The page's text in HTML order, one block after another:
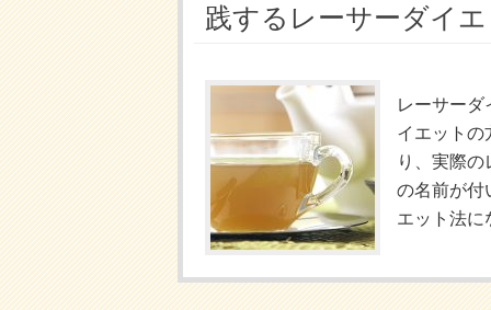
践するレーサーダイ
レーサーダ
イエットの
り、実際
の名前が付
エット法に